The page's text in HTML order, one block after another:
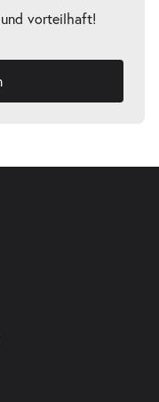
vorteilhaft!